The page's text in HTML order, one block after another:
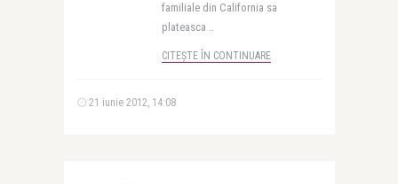
familiale din California sa
plateasca ..
CITEȘTE ÎN CONTINUARE
21 iunie 2012, 14:08